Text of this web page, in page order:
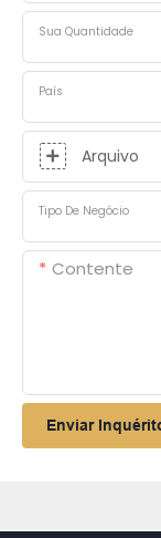
Sua Quantidade
País
Arquivo
Tipo De Negócio
Contente
Enviar